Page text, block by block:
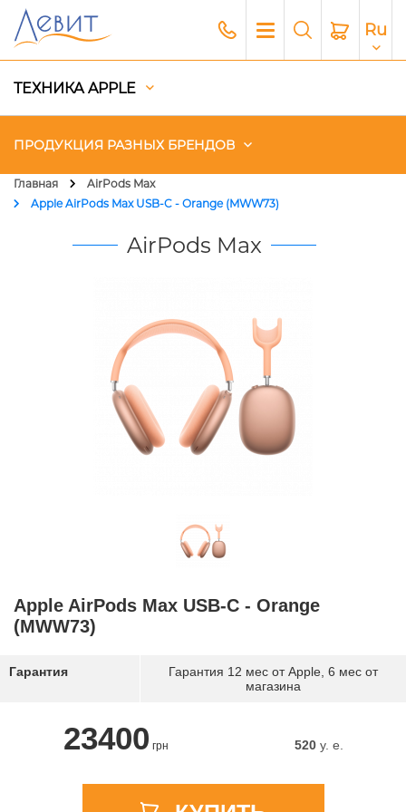
Ru
ТЕХНИКА APPLE
ПРОДУКЦИЯ РАЗНЫХ БРЕНДОВ
Чехлы
Платный сервис Apple
Главная
AirPods Max
Apple AirPods Max USB-C - Orange (MWW73)
AirPods Max
Apple AirPods Max USB-C - Orange
(MWW73)
Гарантия
Гарантия 12 мес от Apple, 6 мес от
магазина
23400 грн 520y. e.